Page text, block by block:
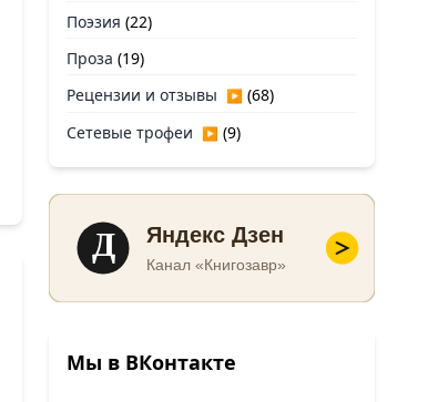
Поэзия (22)
Проза (19)
Рецензии и отзывы ▶ (68)
Сетевые трофеи ▶ (9)
Д Яндекс Дзен
Канал «Книгозавр»
Мы в ВКонтакте